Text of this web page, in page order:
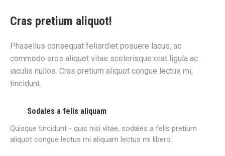
Cras pretium aliquot!
Phasellus consequat felisrdiet posuere lacus, ac
commodo eros aliquet vitae scelerisque erat ligula ac
iaculis nullos. Cras pretium aliquot congue lectus mi,
tincidunt.
Sodales a felis aliquam
Quisque tincidunt - quis nisi vitae, sodales a felis pretium
aliquot congue lectus mi aliquam lectus mi libero.